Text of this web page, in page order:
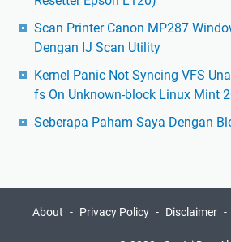
Scan Printer Canon MP287
Dengan IJ Scan Utility
Kernel Panic Not Syncing VFS
fs On Unknown-block Linux Mint
Seberapa Paham Saya Dengan
About Privacy Policy Disclaimer